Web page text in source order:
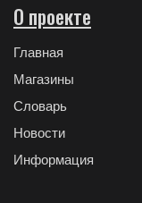
О проекте
Главная
Магазины
Словарь
Новости
Информация